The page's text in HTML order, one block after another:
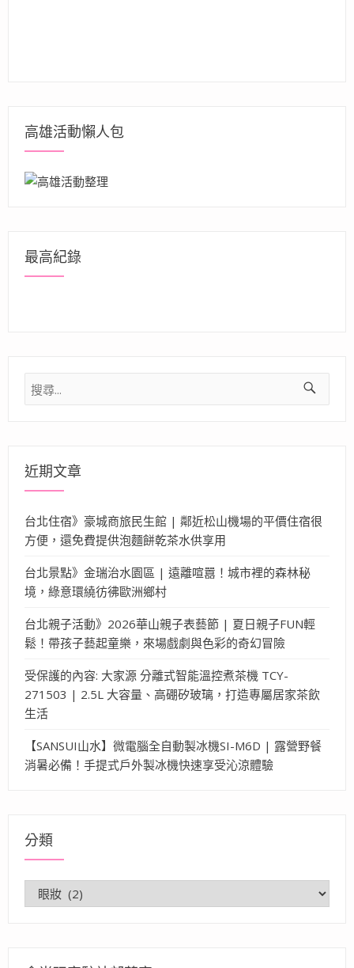
高雄活動懶人包
最高紀錄
搜
尋
近期文章
台北住宿》豪城商旅民生館 | 鄰近松山機場的平價住宿很
方便，還免費提供泡麵餅乾茶水供享用
台北景點》金瑞治水園區 | 遠離喧囂！城市裡的森林秘
境，綠意環繞彷彿歐洲鄉村
台北親子活動》2026華山親子表藝節 | 夏日親子FUN輕
鬆！帶孩子藝起童樂，來場戲劇與色彩的奇幻冒險
受保護的內容: 大家源 分離式智能溫控煮茶機 TCY-
271503 | 2.5L 大容量、高硼矽玻璃，打造專屬居家茶飲
生活
【SANSUI山水】微電腦全自動製冰機SI-M6D | 露營野餐
消暑必備！手提式戶外製冰機快速享受沁涼體驗
分類
類